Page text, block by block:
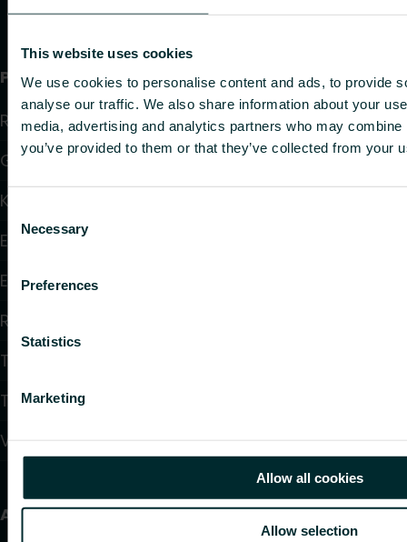
This website uses cookies
We use cookies to personalise content and ads, to provide
analyse our traffic. We also share information about your
media, advertising and analytics partners who may
you’ve provided to them or that they’ve collected from your
Consent
Selection
Necessary
Preferences
Statistics
Marketing
Allow all cookies
Allow selection
Produkter
Radiatorer
Golvvärme och golvkylning
Konvektorer och fläktkonvektorer
Elektrisk uppvärmning
Elektronisk styrning
Reglering
Tappvattensystem
Takvärmesystem
Värmepumpar
Användbara länkar